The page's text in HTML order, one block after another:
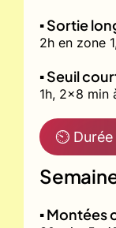
▪️ Sortie
2h en zone
▪️ Seuil
1h, 2x8 min
⏲ Durée
▪️ Montées